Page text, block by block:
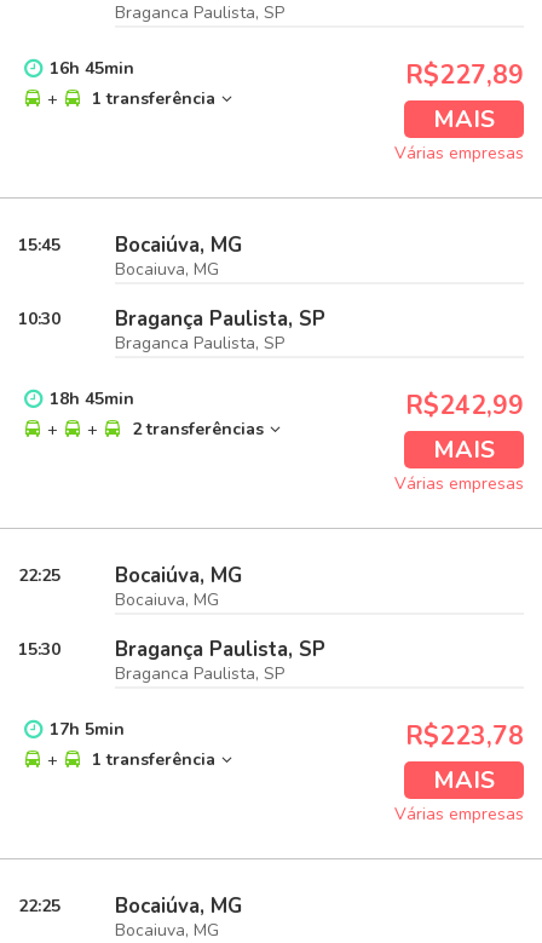
Braganca Paulista, SP
16h 45min
+
1 transferência
R$227,89
MAIS
Várias empresas
15:45 Bocaiúva, MG
Bocaiuva, MG
10:30 Bragança Paulista, SP
Braganca Paulista, SP
18h 45min
+
+ 2 transferências
R$242,99
MAIS
Várias empresas
22:25 Bocaiúva, MG
Bocaiuva, MG
15:30 Bragança Paulista, SP
Braganca Paulista, SP
17h 5min
+
1 transferência
R$223,78
MAIS
Várias empresas
22:25 Bocaiúva, MG
Bocaiuva, MG